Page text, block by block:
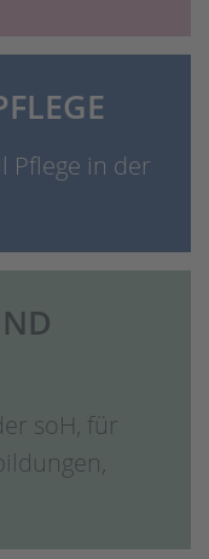
Pflege in der
soH, für